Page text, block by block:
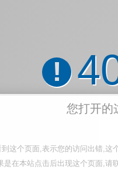
!
您打开的
到这个页面,表示您的访问出错,这
是在本站点击后出现这个页面,请